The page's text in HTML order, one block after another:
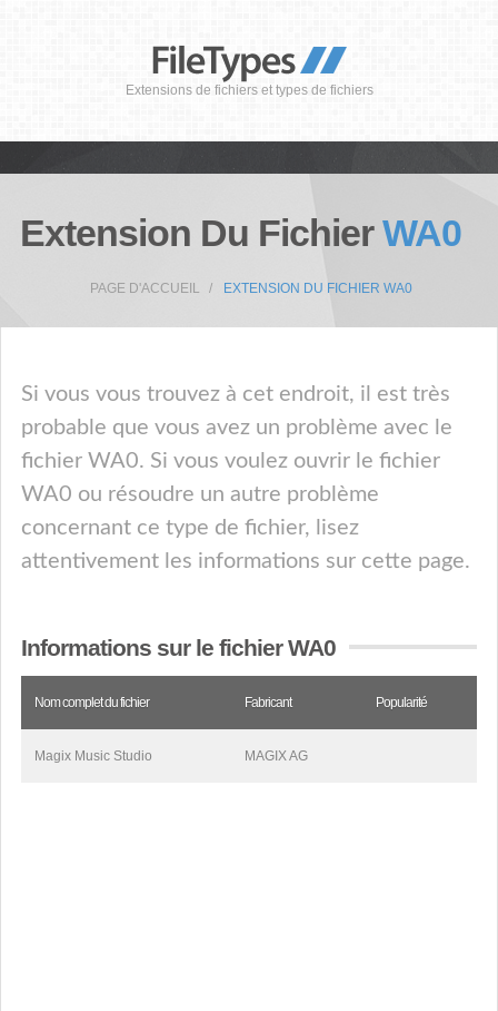
Extensions de fichiers et types de fichiers
Extension Du FichierWA0
PAGE D'ACCUEIL EXTENSION DU FICHIER WA0
Si vous vous trouvez à cet endroit, il est très
probable que vous avez un problème avec le
fichier WA0. Si vous voulez ouvrir le fichier
WA0 ou résoudre un autre problème
concernant ce type de fichier, lisez
attentivement les informations sur cette page.
Informations sur le fichier WA0
Nom complet du fichier Fabricant Popularité
Magix Music Studio MAGIX AG